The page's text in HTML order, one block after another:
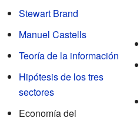
Stewart Brand
Manuel Castells
Teoría de la información
Hipótesis de los tres
sectores
Economía del